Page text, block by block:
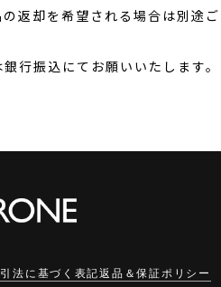
返却を希望される場合は別途ご
行振込にてお願いいたします。
法に基づく表記返品＆保証ポリシー